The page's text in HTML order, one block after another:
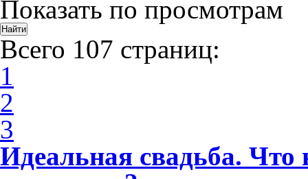
Показать по просмотрам
Всего 107 страниц:
1
2
3
Идеальная свадьба. Что